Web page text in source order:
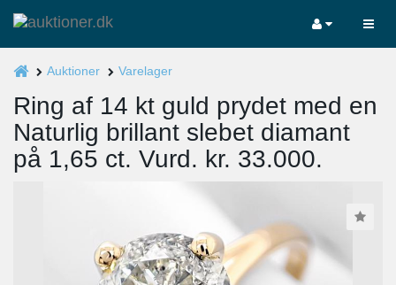
Auktioner Varelager
Ring af 14 kt guld prydet med en
Naturlig brillant slebet diamant
på 1,65 ct. Vurd. kr. 33.000.